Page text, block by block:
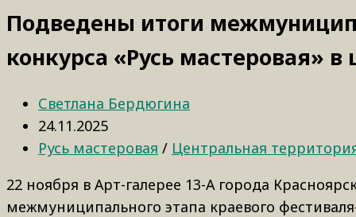
Подведены итоги
конкурса «Русь мастеровая»
Светлана Бердюгина
24.11.2025
Русь мастеровая / Центральная
22 ноября в Арт-галерее 13-А города
межмуниципального этапа краевого